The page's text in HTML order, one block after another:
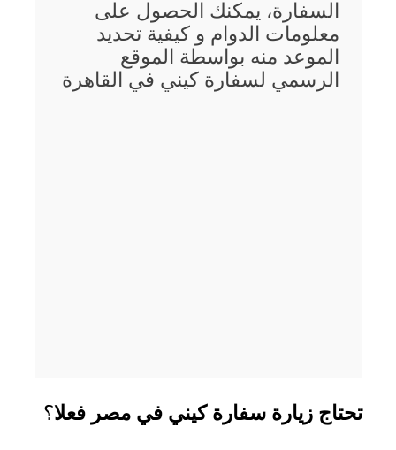
السفارة، يمكنك الحصول على
معلومات الدوام و كيفية تحديد
الموعد منه بواسطة الموقع
الرسمي لسفارة كيني في القاهرة
تحتاج زيارة سفارة كيني في مصر فعلا؟